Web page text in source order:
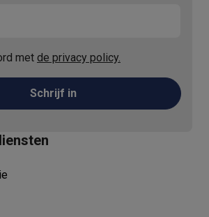
met de privacy policy.
Schrijf in